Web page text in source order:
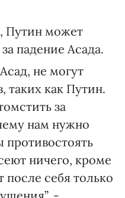
Путин может
падение Асада.
не могут
таких как Путин.
за
нам нужно
противостоять
ничего, кроме
себя только